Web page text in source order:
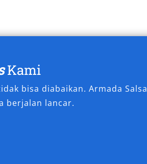
Kami
bisa diabaikan. Armada Salsa
berjalan lancar.